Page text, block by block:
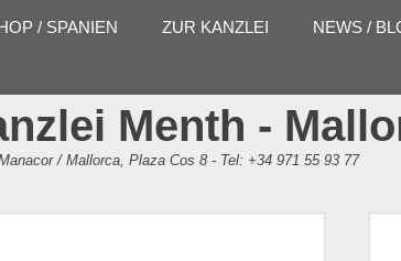
/ SPANIEN ZUR KANZLEI NEWS /
Menth -
/ Mallorca, Plaza Cos 8 - Tel: +34 971 55 93 77